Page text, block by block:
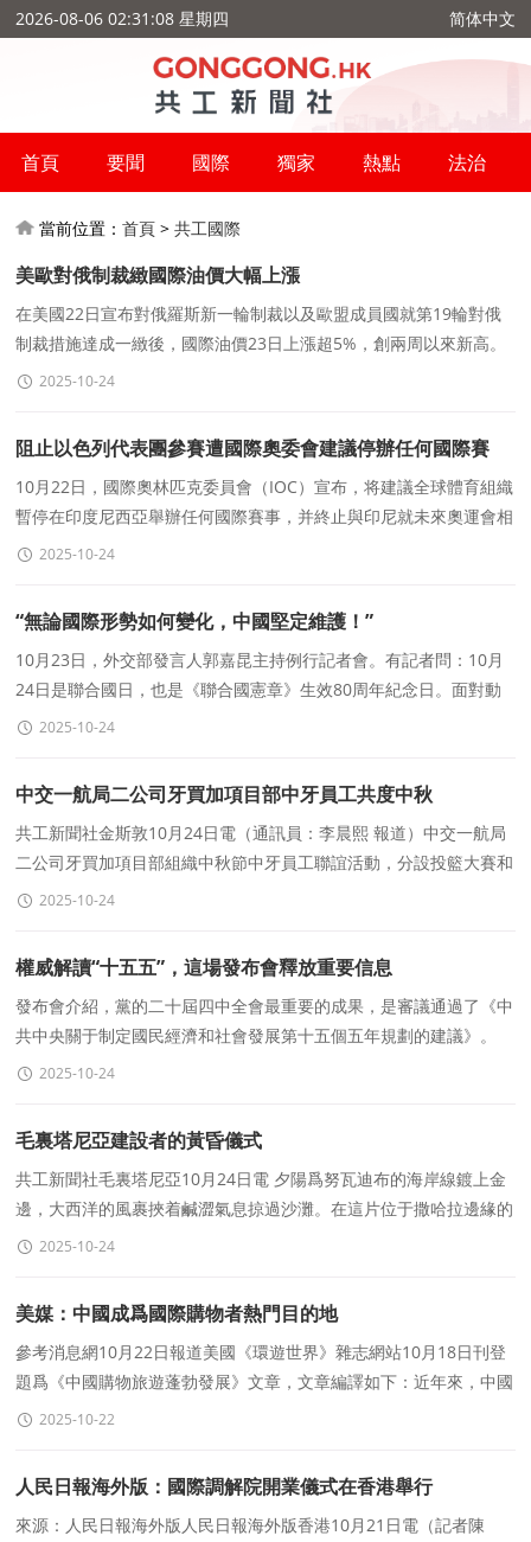
2026-08-06 02:31:08 星期四 简体中文
首頁 要聞 國際 獨家 熱點 法治
當前位置：首頁 >共工國際
美歐對俄制裁緻國際油價大幅上漲
在美國22日宣布對俄羅斯新一輪制裁以及歐盟成員國就第19輪對俄
制裁措施達成一緻後，國際油價23日上漲超5%，創兩周以來新高。
截至23日收盤，紐約商品交易所12月交貨的輕質原油期貨
2025-10-24
阻止以色列代表團參賽遭國際奧委會建議停辦任何國際賽
事，印尼強硬表态：這是爲了世界秩序
10月22日，國際奧林匹克委員會（IOC）宣布，将建議全球體育組織
暫停在印度尼西亞舉辦任何國際賽事，并終止與印尼就未來奧運會相
關事宜的所有讨論。此舉源于印尼政府拒絕爲以色列運動
2025-10-24
“無論國際形勢如何變化，中國堅定維護！”
10月23日，外交部發言人郭嘉昆主持例行記者會。有記者問：10月
24日是聯合國日，也是《聯合國憲章》生效80周年紀念日。面對動
蕩不安的世界，絕大多數國家都呼籲要繼續捍衛聯合國地位
2025-10-24
中交一航局二公司牙買加項目部中牙員工共度中秋
共工新聞社金斯敦10月24日電（通訊員：李晨熙 報道）中交一航局
二公司牙買加項目部組織中秋節中牙員工聯誼活動，分設投籃大賽和
套圈遊戲等趣味環節，旨在通過輕松愉悅的文娛活動，增進
2025-10-24
權威解讀“十五五”，這場發布會釋放重要信息
發布會介紹，黨的二十屆四中全會最重要的成果，是審議通過了《中
共中央關于制定國民經濟和社會發展第十五個五年規劃的建議》。
2025-10-24
毛裏塔尼亞建設者的黃昏儀式
共工新聞社毛裏塔尼亞10月24日電 夕陽爲努瓦迪布的海岸線鍍上金
邊，大西洋的風裹挾着鹹澀氣息掠過沙灘。在這片位于撒哈拉邊緣的
土地上，中交一航局毛裏塔尼亞項目部的建設者正
2025-10-24
美媒：中國成爲國際購物者熱門目的地
參考消息網10月22日報道美國《環遊世界》雜志網站10月18日刊登
題爲《中國購物旅遊蓬勃發展》文章，文章編譯如下：近年來，中國
已成爲外國購物者的熱門目的地，憑借極具競争力的價格
2025-10-22
人民日報海外版：國際調解院開業儀式在香港舉行
來源：人民日報海外版人民日報海外版香港10月21日電（記者陳